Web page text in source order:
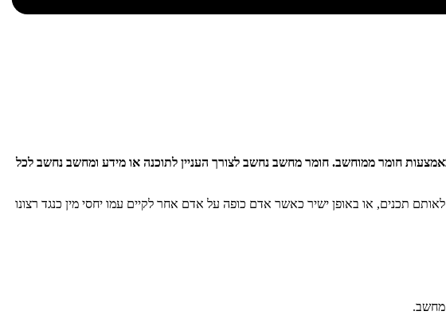
חומר ממוחשב. חומר מחשב נחשב לצורך העניין לתוכנה או מידע ומחשב נחשב לכל
תכנים, או באופן ישיר כאשר אדם כופה על אדם אחר לקיים עמו יחסי מין כנגד רצונו
מחשב.